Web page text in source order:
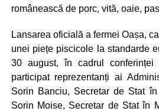
românească de porc, vită, oaie,
Lansarea oficială a fermei Oașa,
unei piețe piscicole la standarde
30 august, în cadrul
participat reprezentanți ai
Sorin Banciu, Secretar de Stat
Sorin Moise, Secretar de Stat în